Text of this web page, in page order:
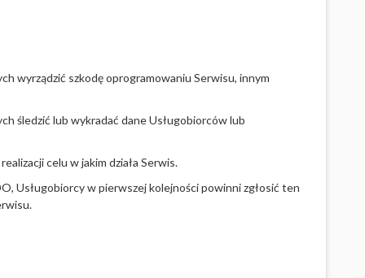
wyrządzić szkodę oprogramowaniu Serwisu, innym
śledzić lub wykradać dane Usługobiorców lub
celu w jakim działa Serwis.
Usługobiorcy w pierwszej kolejności powinni zgłosić ten